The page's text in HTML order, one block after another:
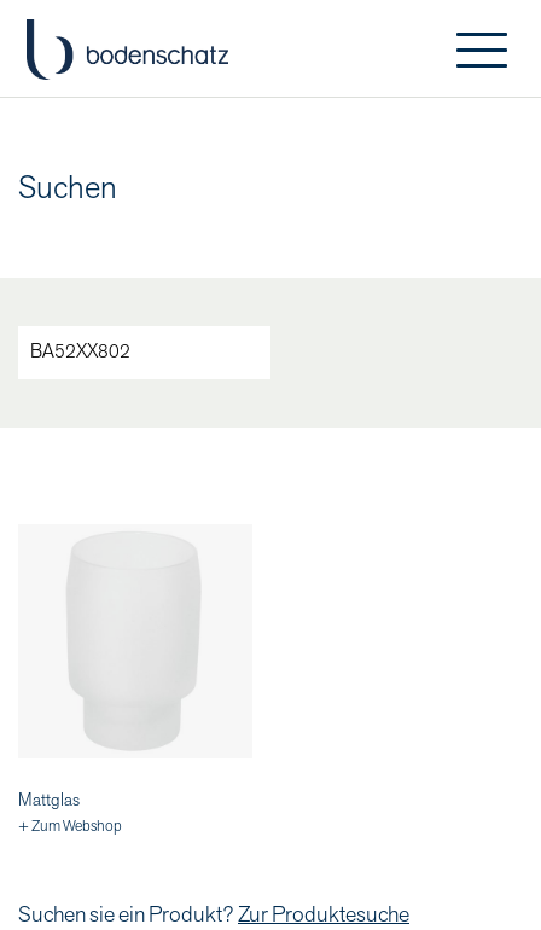
Suchen
Mattglas
+ Zum Webshop
Suchen sie ein Produkt?Zur Produktesuche